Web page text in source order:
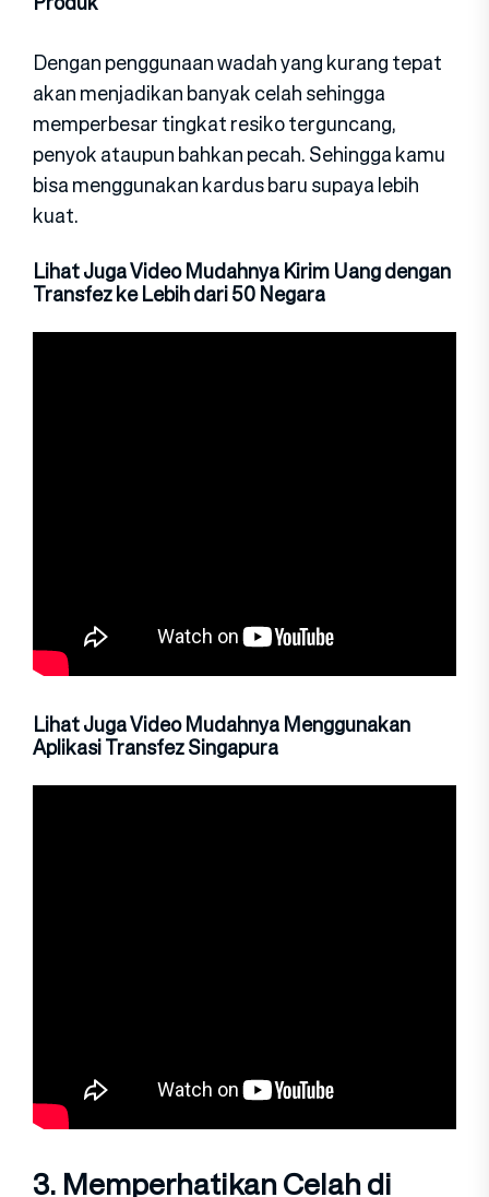
Dengan penggunaan wadah yang kurang tepat
akan menjadikan banyak celah sehingga
memperbesar tingkat resiko terguncang,
penyok ataupun bahkan pecah. Sehingga kamu
bisa menggunakan kardus baru supaya lebih
kuat.
Lihat Juga Video Mudahnya Kirim Uang dengan
Transfez ke Lebih dari 50 Negara
Lihat Juga Video Mudahnya Menggunakan
Aplikasi Transfez Singapura
3. Memperhatikan Celah di